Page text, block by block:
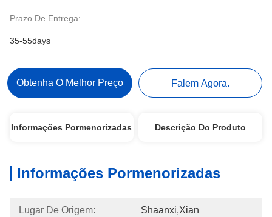
Prazo De Entrega:
35-55days
Obtenha O Melhor Preço Falem Agora.
Informações Pormenorizadas Descrição Do Produto
Informações Pormenorizadas
Lugar De Origem: Shaanxi,Xian